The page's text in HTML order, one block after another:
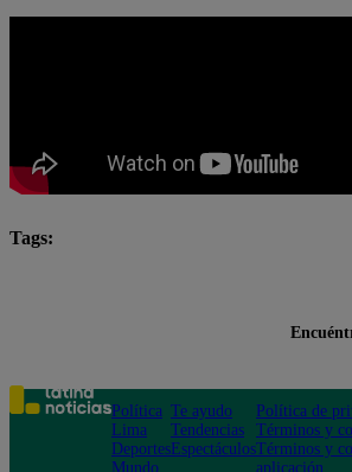
Tags:
Política
Lima
Deportes
Mundo
Te ayudo
Tendencias
Espectáculos
Política de
Términos y
Términos y
aplicación